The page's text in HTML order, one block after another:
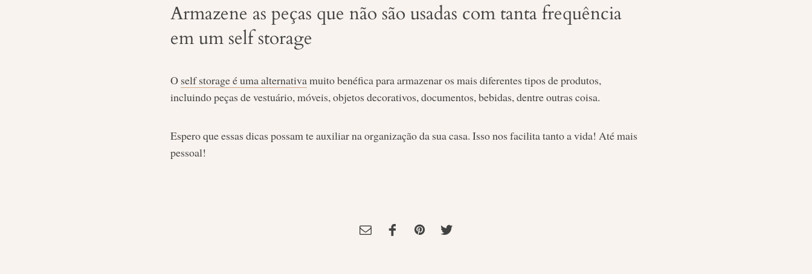
Armazene as peças que não são usadas com tanta frequência
em um self storage
O self storage é uma alternativamuito benéfica para armazenar os mais diferentes tipos de produtos,
incluindo peças de vestuário, móveis, objetos decorativos, documentos, bebidas, dentre outras coisa.
Espero que essas dicas possam te auxiliar na organização da sua casa. Isso nos facilita tanto a vida! Até mais
pessoal!